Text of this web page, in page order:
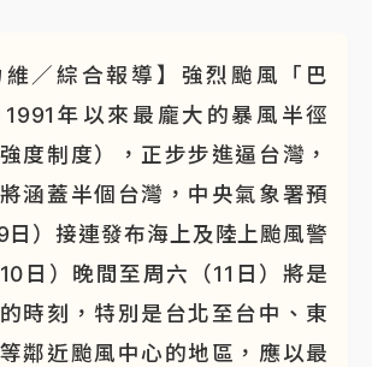
維／綜合報導】強烈颱風「巴
年以來最龐大的暴風半徑
度制度），正步步進逼台灣，
涵蓋半個台灣，中央氣象署預
日）接連發布海上及陸上颱風警
日）晚間至周六（11日）將是
時刻，特別是台北至台中、東
鄰近颱風中心的地區，應以最